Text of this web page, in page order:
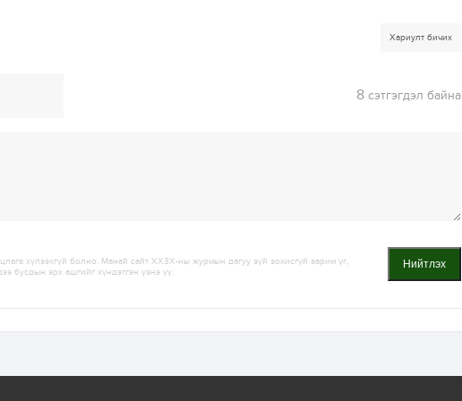
Хариулт бичих
8 сэтгэгдэл байна
Нийтлэх
хүлээхгүй болно. Манай сайт ХХЗХ-ны журмын дагуу зүй зохисгүй зарим үг,
бусдын эрх ашгийг хүндэтгэн үзнэ үү.